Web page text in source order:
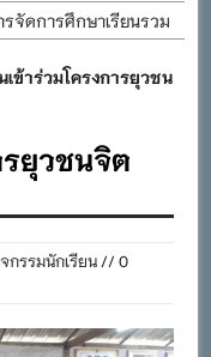
จัดการศึกษาเรียนรวม
าการจัดการศึกษาและ
เรียนในสังกัด
ระถมศึกษาภูเก็ต
างพานพุ่ม และจุด
จพระเจ้าอยู่หัว ๒๘
บสานพระพุทธศาสนา
เข้าร่วมโครงการยุวชน
รยุวชนจิต
กรรมนักเรียน // 0